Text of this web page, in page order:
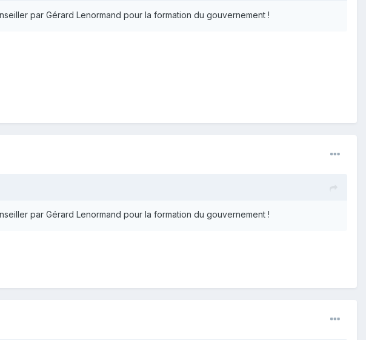
par Gérard Lenormand pour la formation du gouvernement !
par Gérard Lenormand pour la formation du gouvernement !